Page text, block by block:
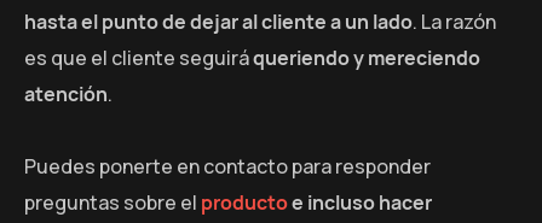
hasta el punto de dejar al cliente a un lado. La razón
es que el cliente seguiráqueriendo y mereciendo
atención.
Puedes ponerte en contacto para responder
preguntas sobre el productoe incluso hacer